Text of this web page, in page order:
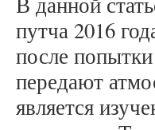
путча 2016
после
передают
является